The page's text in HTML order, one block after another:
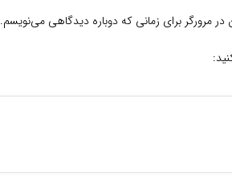
مرورگر برای زمانی که دوباره دیدگاهی می‌نویسم.